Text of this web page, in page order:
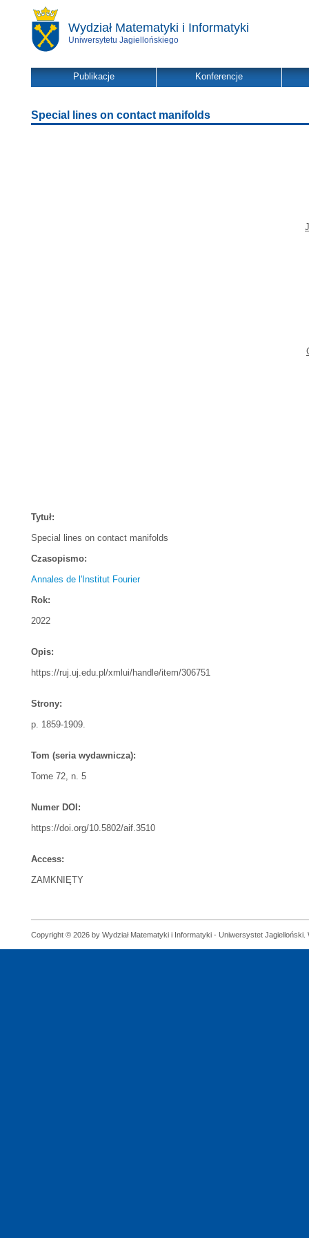
Wydział Matematyki i Informatyki
Uniwersytetu Jagiellońskiego
Publikacje Konferencje
Special lines on contact manifolds
Tytuł:
Special lines on contact manifolds
Czasopismo:
Annales de l'Institut Fourier
Rok:
2022
Opis:
https://ruj.uj.edu.pl/xmlui/handle/item/306751
Strony:
p. 1859-1909.
Tom (seria wydawnicza):
Tome 72, n. 5
Numer DOI:
https://doi.org/10.5802/aif.3510
Access:
ZAMKNIĘTY
Copyright © 2026 by Wydział Matematyki i Informatyki - Uniwersystet